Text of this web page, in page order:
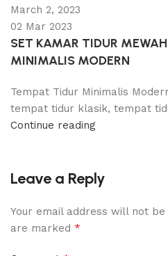
March 2, 2023
02 Mar 2023
SET KAMAR TIDUR
MINIMALIS MODERN
Tempat Tidur Minimalis
tempat tidur klasik, tempat
Continue reading
Leave a Reply
Your email address will not be
are marked *